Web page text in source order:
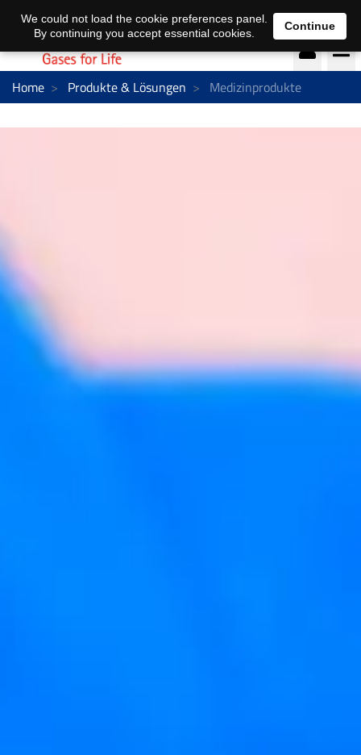
DE EN
Home Produkte & Lösungen Medizinprodukte
We could not load the cookie preferences panel.
By continuing you accept essential cookies.
Continue